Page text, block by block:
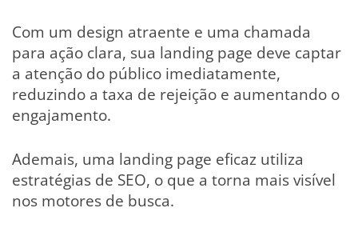
Com um design atraente e uma chamada
para ação clara, sua landing page deve captar
a atenção do público imediatamente,
reduzindo a taxa de rejeição e aumentando o
engajamento.
Ademais, uma landing page eficaz utiliza
estratégias de SEO, o que a torna mais visível
nos motores de busca.